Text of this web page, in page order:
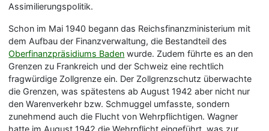
Assimilierungspolitik.
Schon im Mai 1940 begann das Reichsfinanzministerium mit
dem Aufbau der Finanzverwaltung, die Bestandteil des
Oberfinanzpräsidiums Baden wurde. Zudem führte es an den
Grenzen zu Frankreich und der Schweiz eine rechtlich
fragwürdige Zollgrenze ein. Der Zollgrenzschutz überwachte
die Grenzen, was spätestens ab August 1942 aber nicht nur
den Warenverkehr bzw. Schmuggel umfasste, sondern
zunehmend auch die Flucht von Wehrpflichtigen. Wagner
hatte im August 1942 die Wehrpflicht eingeführt, was zur